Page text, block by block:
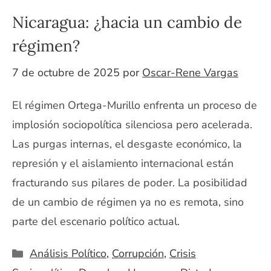
Nicaragua: ¿hacia un cambio de
régimen?
7 de octubre de 2025 por Oscar-Rene Vargas
El régimen Ortega-Murillo enfrenta un proceso de
implosión sociopolítica silenciosa pero acelerada.
Las purgas internas, el desgaste económico, la
represión y el aislamiento internacional están
fracturando sus pilares de poder. La posibilidad
de un cambio de régimen ya no es remota, sino
parte del escenario político actual.
Categorías
Análisis Político, Corrupción, Crisis